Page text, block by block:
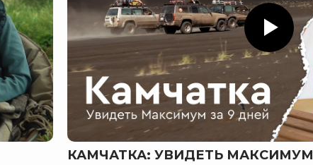
КАМЧАТКА: УВИДЕТЬ МАКСИМУМ